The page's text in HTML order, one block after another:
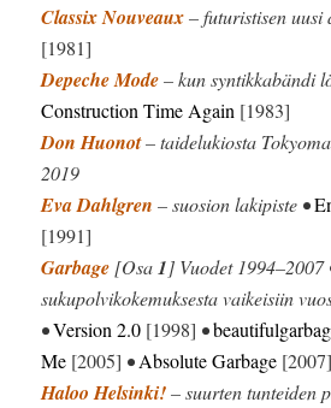
Classix Nouveaux– futuristisen uusi
[1981]
Depeche Mode– kun syntikkabändi
Construction Time Again [1983]
Don Huonot– taidelukiosta
2019
Eva Dahlgren – suosion lakipiste •
[1991]
Garbage [Osa1] Vuodet 1994–2007
sukupolvikokemuksesta vaikeisiin
•Version 2.0 [1998] •
Me [2005] •Absolute Garbage [2007]
Haloo Helsinki!– suurten tunteiden